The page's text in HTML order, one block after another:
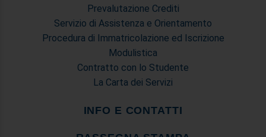
Prevalutazione Crediti
Servizio di Assistenza e Orientamento
Procedura di Immatricolazione ed Iscrizione
Modulistica
Contratto con lo Studente
La Carta dei Servizi
INFO E CONTATTI